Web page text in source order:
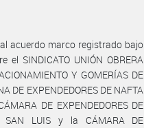
acuerdo marco registrado bajo
SINDICATO UNIÓN OBRERA
Y GOMERÍAS DE
DE EXPENDEDORES DE NAFTA
DE EXPENDEDORES DE
SAN LUIS y la CÁMARA DE